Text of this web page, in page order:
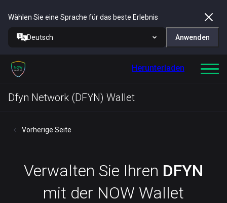
Wählen Sie eine Sprache für das beste Erlebnis
Deutsch Anwenden
Herunterladen
Dfyn Network (DFYN) Wallet
Vorherige Seite
Verwalten Sie Ihren DFYN
mit der NOW Wallet